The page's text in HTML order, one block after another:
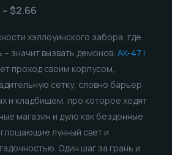
$2.66
хэллоуинского забора, где
– значит вызвать демонов, AK-47 |
проход своим корпусом,
сетку, словно барьер
и кладбищем, про которое ходят
магазин и дуло как бездонные
лунный свет и
Один шаг за грань и